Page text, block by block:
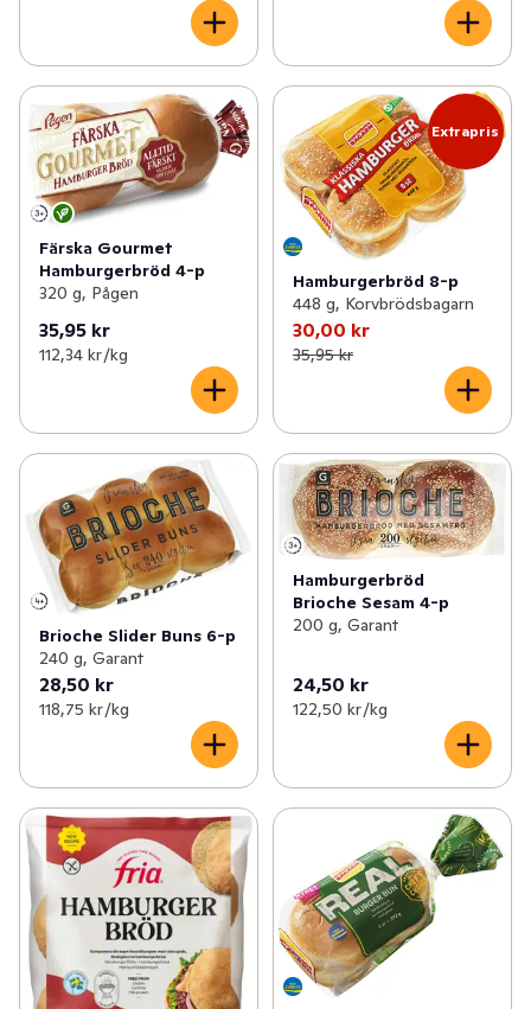
Färska Gourmet
Hamburgerbröd 4-p
320 g, Pågen
35,95 kr
112,34 kr /kg
Extrapris
Hamburgerbröd 8-p
448 g, Korvbrödsbagarn
30,00 kr
35,95 kr
Brioche Slider Buns 6-p
240 g, Garant
28,50 kr
118,75 kr /kg
Hamburgerbröd
Brioche Sesam 4-p
200 g, Garant
24,50 kr
122,50 kr /kg